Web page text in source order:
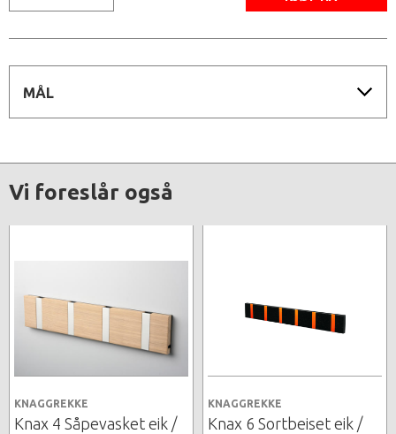
MÅL
Vi foreslår også
KNAGGREKKE
Knax 4 Såpevasket eik /
KNAGGREKKE
Knax 6 Sortbeiset eik /